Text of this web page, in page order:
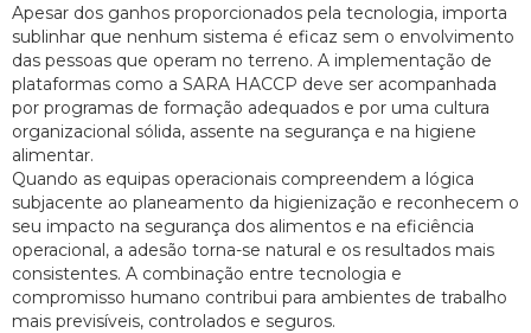
Apesar dos ganhos proporcionados pela tecnologia, importa
sublinhar que nenhum sistema é eficaz sem o envolvimento
das pessoas que operam no terreno. A implementação de
plataformas como a SARA HACCP deve ser acompanhada
por programas de formação adequados e por uma cultura
organizacional sólida, assente na segurança e na higiene
alimentar.
Quando as equipas operacionais compreendem a lógica
subjacente ao planeamento da higienização e reconhecem o
seu impacto na segurança dos alimentos e na eficiência
operacional, a adesão torna-se natural e os resultados mais
consistentes. A combinação entre tecnologia e
compromisso humano contribui para ambientes de trabalho
mais previsíveis, controlados e seguros.